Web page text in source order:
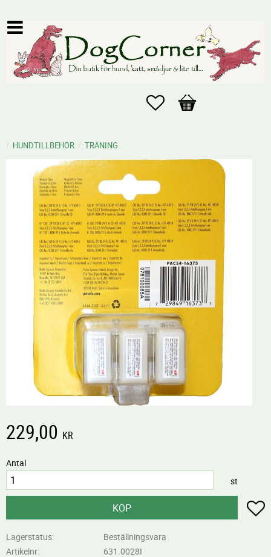
Favoriter
Kundvagn
HUNDTILLBEHÖR TRÄNING
229,00 KR
Antal
st
KÖP
Lagerstatus
Beställningsvara
Artikelnr
631.0028I